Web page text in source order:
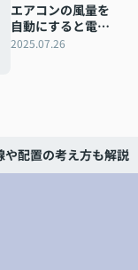
エアコンの風量を
自動にすると電気
代はどうなる？設
2025.07.26
配置の考え方も解説